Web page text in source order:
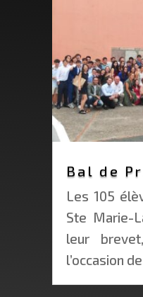
Bal de
Les 105
Ste Marie-
leur
l’occasion